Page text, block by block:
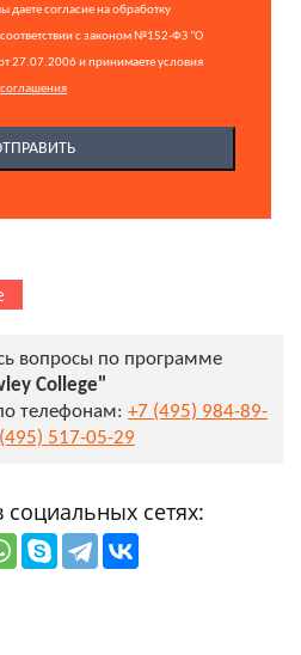
даете согласие на обработку
с законом №152-ФЗ "О
27.07.2006 и принимаете условия
соглашения
вопросы по программе
College"
телефонам: +7 (495) 984-89-
517-05-29
социальных сетях: